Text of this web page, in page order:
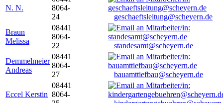
N. N.
8064-
24
geschaeftsleitung@scheyern.de
Braun
Melissa
08441
8064-
22
standesamt@scheyern.de
Demmelmeier
Andreas
08441
8064-
27
bauamttiefbau@scheyern.de
Eccel Kerstin
08441
8064-